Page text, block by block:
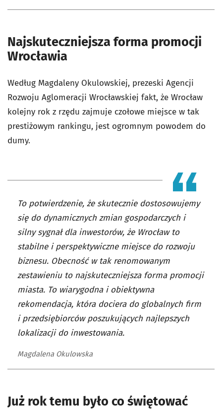
Najskuteczniejsza forma promocji
Wrocławia
Według Magdaleny Okulowskiej, prezeski Agencji
Rozwoju Aglomeracji Wrocławskiej fakt, że Wrocław
kolejny rok z rzędu zajmuje czołowe miejsce w tak
prestiżowym rankingu, jest ogromnym powodem do
dumy.
To potwierdzenie, że skutecznie dostosowujemy
się do dynamicznych zmian gospodarczych i
silny sygnał dla inwestorów, że Wrocław to
stabilne i perspektywiczne miejsce do rozwoju
biznesu. Obecność w tak renomowanym
zestawieniu to najskuteczniejsza forma promocji
miasta. To wiarygodna i obiektywna
rekomendacja, która dociera do globalnych firm
i przedsiębiorców poszukujących najlepszych
lokalizacji do inwestowania.
Magdalena Okulowska
Już rok temu było co świętować